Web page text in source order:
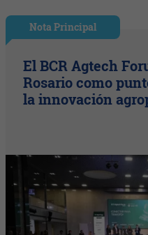
Nota Principal
El BCR Agtech
Rosario como
la innovación